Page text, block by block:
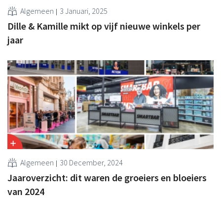
Algemeen 3 Januari, 2025
Dille & Kamille mikt op vijf nieuwe winkels per
jaar
Algemeen 30 December, 2024
Jaaroverzicht: dit waren de groeiers en bloeiers
van 2024